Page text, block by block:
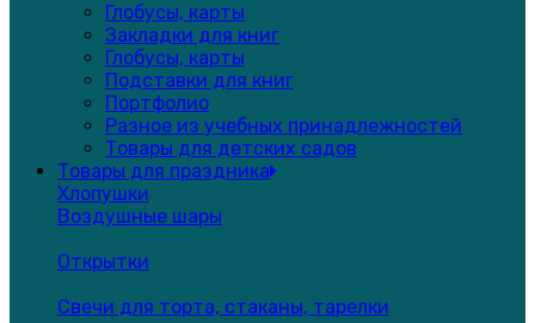
Глобусы, карты
Закладки для книг
Глобусы, карты
Подставки для книг
Портфолио
Разное из учебных принадлежностей
Товары для детских садов
Товары для праздника
Хлопушки
Воздушные шары
Открытки
Свечи для торта, стаканы, тарелки